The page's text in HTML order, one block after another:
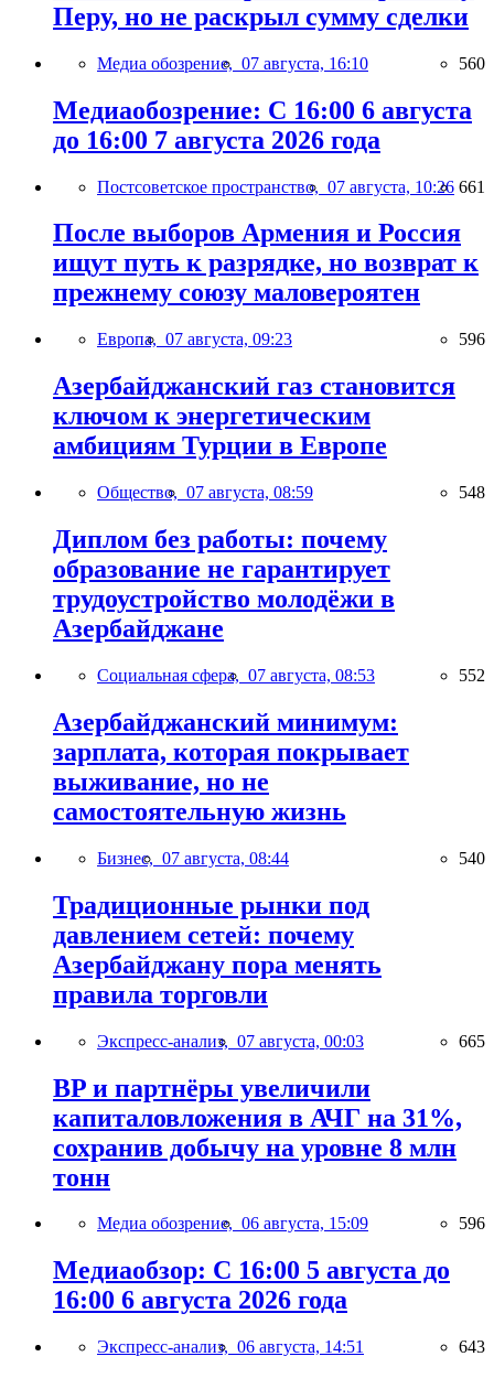
Перу, но не раскрыл сумму сделки
Медиа обозрение, 07 августа, 16:10 560
Медиаобозрение: С 16:00 6 августа
до 16:00 7 августа 2026 года
Постсоветское пространство, 07 августа, 10:26 661
После выборов Армения и Россия
ищут путь к разрядке, но возврат к
прежнему союзу маловероятен
Европа, 07 августа, 09:23 596
Азербайджанский газ становится
ключом к энергетическим
амбициям Турции в Европе
Общество, 07 августа, 08:59 548
Диплом без работы: почему
образование не гарантирует
трудоустройство молодёжи в
Азербайджане
Социальная сфера, 07 августа, 08:53 552
Азербайджанский минимум:
зарплата, которая покрывает
выживание, но не
самостоятельную жизнь
Бизнес, 07 августа, 08:44 540
Традиционные рынки под
давлением сетей: почему
Азербайджану пора менять
правила торговли
Экспресс-анализ, 07 августа, 00:03 665
BP и партнёры увеличили
капиталовложения в АЧГ на 31%,
сохранив добычу на уровне 8 млн
тонн
Медиа обозрение, 06 августа, 15:09 596
Медиаобзор: С 16:00 5 августа до
16:00 6 августа 2026 года
Экспресс-анализ, 06 августа, 14:51 643